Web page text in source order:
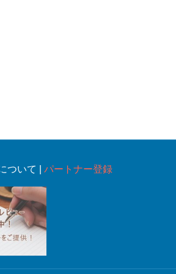
ついて | パートナー登録